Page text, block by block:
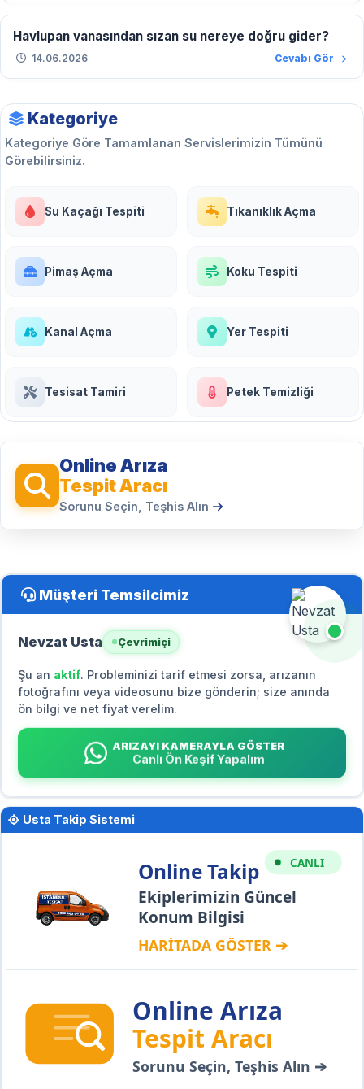
Havlupan vanasından sızan su nereye doğru gider?
14.06.2026 Cevabı Gör
Kategoriye
Kategoriye Göre Tamamlanan Servislerimizin Tümünü
Görebilirsiniz.
Su Kaçağı Tespiti Tıkanıklık Açma
Pimaş Açma Koku Tespiti
Kanal Açma Yer Tespiti
Tesisat Tamiri Petek Temizliği
Online Arıza
Tespit Aracı
Sorunu Seçin, Teşhis Alın
Müşteri Temsilcimiz
Nevzat Usta Çevrimiçi
Şu an aktif. Probleminizi tarif etmesi zorsa, arızanın
fotoğrafını veya videosunu bize gönderin; size anında
ön bilgi ve net fiyat verelim.
ARIZAYI KAMERAYLA GÖSTER
Canlı Ön Keşif Yapalım
Usta Takip Sistemi
CANLI
Online Takip
Ekiplerimizin Güncel
Konum Bilgisi
HARİTADA GÖSTER ➔
Online Arıza
Tespit Aracı
Sorunu Seçin, Teşhis Alın ➔